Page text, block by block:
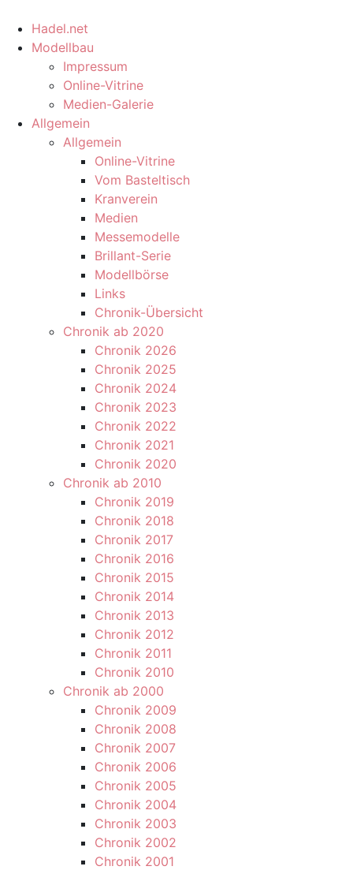
Hadel.net
Modellbau
Impressum
Online-Vitrine
Medien-Galerie
Allgemein
Allgemein
Online-Vitrine
Vom Basteltisch
Kranverein
Medien
Messemodelle
Brillant-Serie
Modellbörse
Links
Chronik-Übersicht
Chronik ab 2020
Chronik 2026
Chronik 2025
Chronik 2024
Chronik 2023
Chronik 2022
Chronik 2021
Chronik 2020
Chronik ab 2010
Chronik 2019
Chronik 2018
Chronik 2017
Chronik 2016
Chronik 2015
Chronik 2014
Chronik 2013
Chronik 2012
Chronik 2011
Chronik 2010
Chronik ab 2000
Chronik 2009
Chronik 2008
Chronik 2007
Chronik 2006
Chronik 2005
Chronik 2004
Chronik 2003
Chronik 2002
Chronik 2001